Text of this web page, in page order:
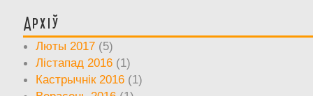
Архіў
Люты 2017 (5)
Лістапад 2016 (1)
Кастрычнік 2016 (1)